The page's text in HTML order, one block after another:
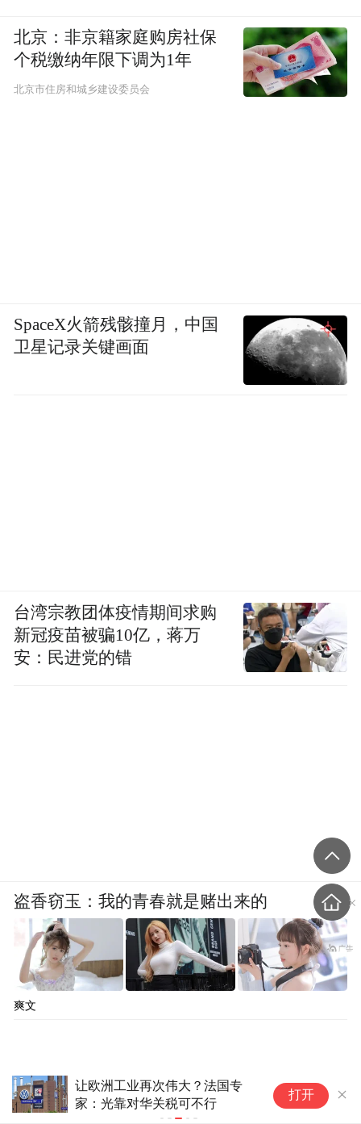
让欧洲工业再次伟大？法国专
家：光靠对华关税可不行
打开
北京：非京籍家庭购房社保
个税缴纳年限下调为1年
北京市住房和城乡建设委员会
SpaceX火箭残骸撞月，中国
卫星记录关键画面
台湾宗教团体疫情期间求购
新冠疫苗被骗10亿，蒋万
安：民进党的错
盗香窃玉：我的青春就是赌出来的
爽文